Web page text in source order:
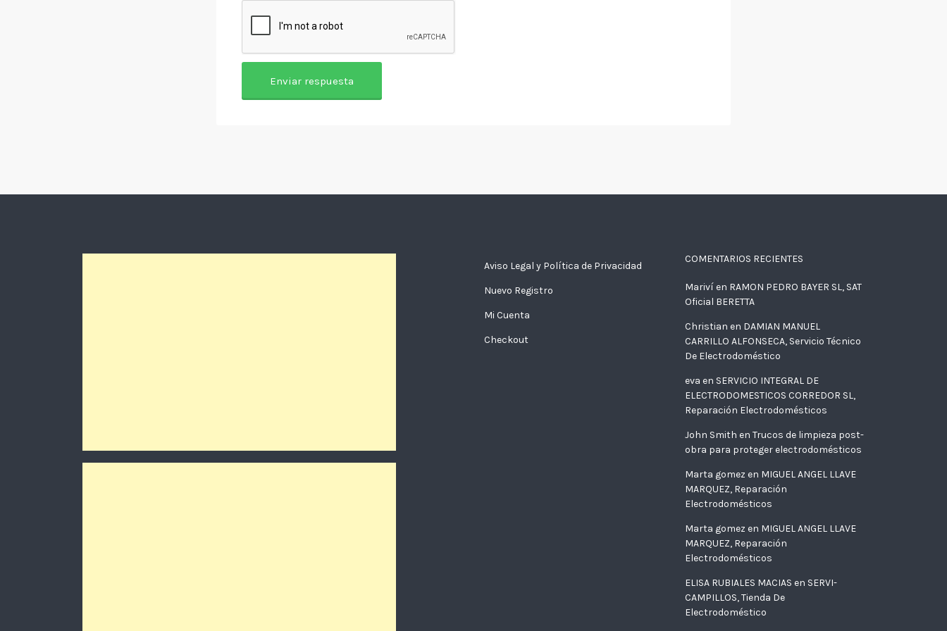
Aviso Legal y Política de Privacidad
Nuevo Registro
Mi Cuenta
Checkout
COMENTARIOS RECIENTES
Marivíen RAMON PEDRO BAYER SL, SAT
Oficial BERETTA
Christian en DAMIAN MANUEL
CARRILLO ALFONSECA, Servicio Técnico
De Electrodoméstico
eva en SERVICIO INTEGRAL DE
ELECTRODOMESTICOS CORREDOR SL,
Reparación Electrodomésticos
John Smith en Trucos de limpieza post-
obra para proteger electrodomésticos
Marta gomez en MIGUEL ANGEL LLAVE
MARQUEZ, Reparación
Electrodomésticos
Marta gomez en MIGUEL ANGEL LLAVE
MARQUEZ, Reparación
Electrodomésticos
ELISA RUBIALES MACIAS en SERVI-
CAMPILLOS, Tienda De
Electrodoméstico